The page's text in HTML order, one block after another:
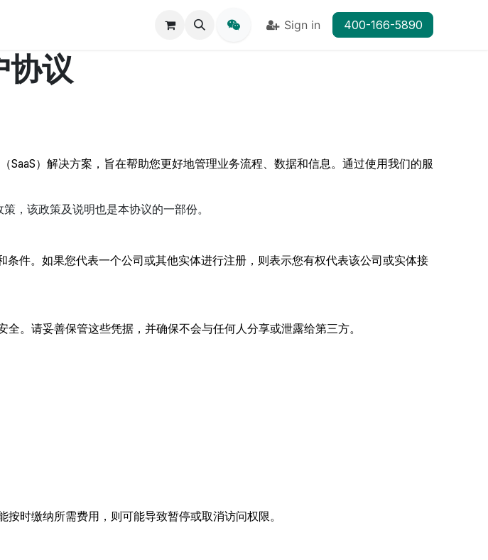
Sign in 400-166-5890
协议
）解决方案，旨在帮助您更好地管理业务流程、数据和信息。通过使用我们的服
，该政策及说明也是本协议的一部份。
件。如果您代表一个公司或其他实体进行注册，则表示您有权代表该公司或实体接
。请妥善保管这些凭据，并确保不会与任何人分享或泄露给第三方。
时缴纳所需费用，则可能导致暂停或取消访问权限。